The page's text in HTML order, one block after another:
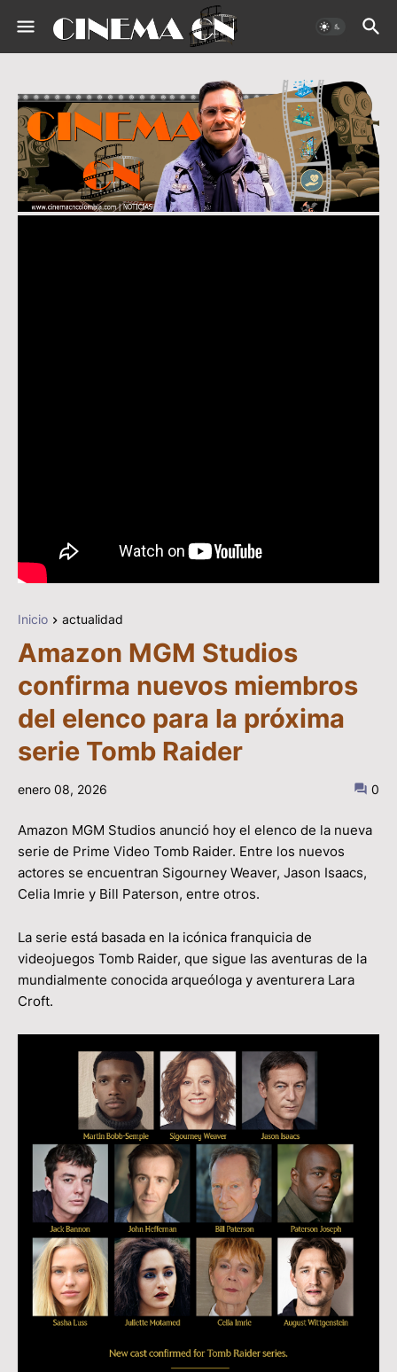
Inicio actualidad
Amazon MGM Studios
confirma nuevos miembros
del elenco para la próxima
serie Tomb Raider
enero 08, 2026 0
Amazon MGM Studios anunció hoy el elenco de la nueva
serie de Prime Video Tomb Raider. Entre los nuevos
actores se encuentran Sigourney Weaver, Jason Isaacs,
Celia Imrie y Bill Paterson, entre otros.
La serie está basada en la icónica franquicia de
videojuegos Tomb Raider, que sigue las aventuras de la
mundialmente conocida arqueóloga y aventurera Lara
Croft.